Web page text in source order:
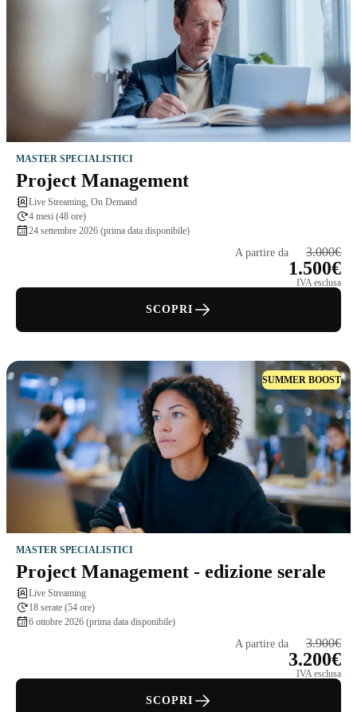
MASTER SPECIALISTICI
Project Management
Live Streaming, On Demand
4 mesi (48 ore)
24 settembre 2026 (prima data disponibile)
A partire da 3.000€
1.500€
IVA esclusa
SCOPRI
SUMMER BOOST
MASTER SPECIALISTICI
Project Management - edizione serale
Live Streaming
18 serate (54 ore)
6 ottobre 2026 (prima data disponibile)
A partire da 3.900€
3.200€
IVA esclusa
SCOPRI